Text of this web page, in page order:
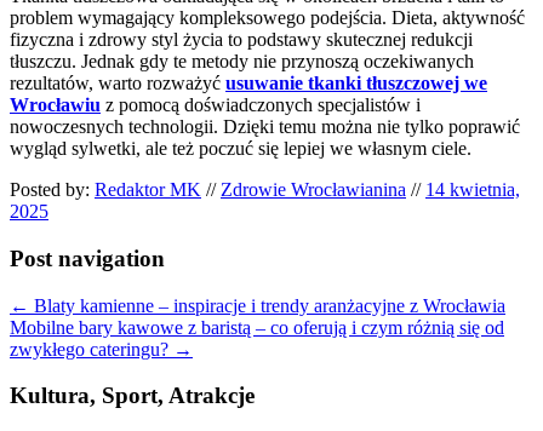
problem wymagający kompleksowego podejścia. Dieta, aktywność
fizyczna i zdrowy styl życia to podstawy skutecznej redukcji
tłuszczu. Jednak gdy te metody nie przynoszą oczekiwanych
rezultatów, warto rozważyć usuwanie tkanki tłuszczowej we
Wrocławiu z pomocą doświadczonych specjalistów i
nowoczesnych technologii. Dzięki temu można nie tylko poprawić
wygląd sylwetki, ale też poczuć się lepiej we własnym ciele.
Posted by: Redaktor MK // Zdrowie Wrocławianina // 14 kwietnia,
2025
Post navigation
← Blaty kamienne – inspiracje i trendy aranżacyjne z Wrocławia
Mobilne bary kawowe z baristą – co oferują i czym różnią się od
zwykłego cateringu? →
Kultura, Sport, Atrakcje